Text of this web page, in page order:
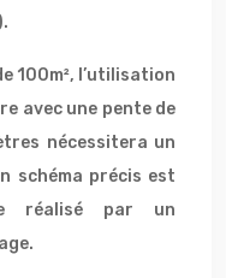
100m², l’utilisation
avec une pente de
nécessitera un
schéma précis est
réalisé par un